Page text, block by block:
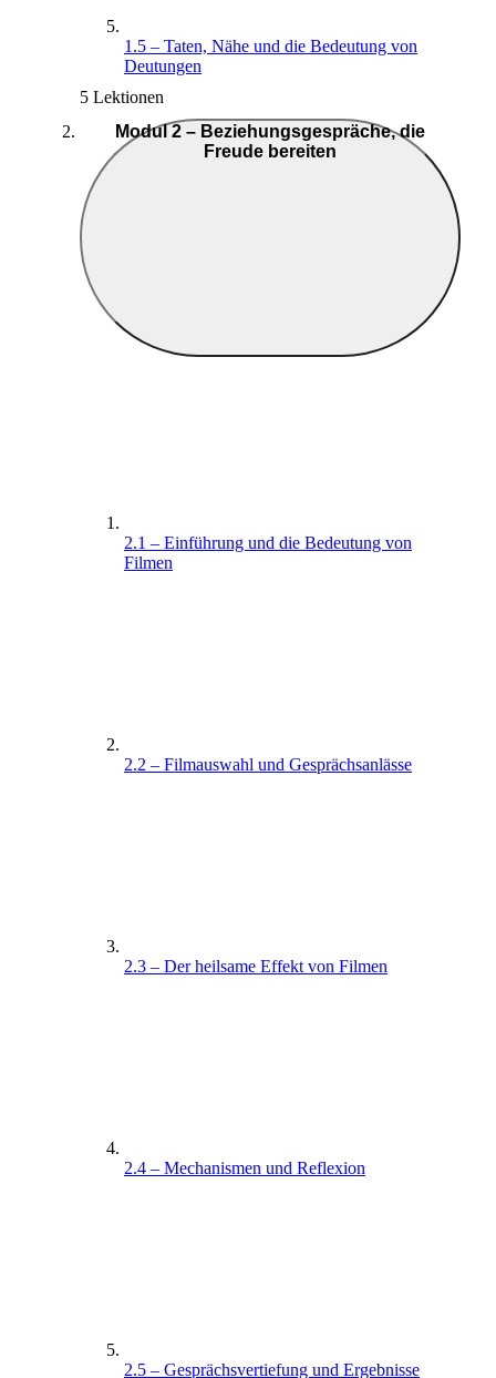
1.5 – Taten, Nähe und die Bedeutung von
Deutungen
5 Lektionen
Modul 2 – Beziehungsgespräche, die
Freude bereiten
2.1 – Einführung und die Bedeutung von
Filmen
2.2 – Filmauswahl und Gesprächsanlässe
2.3 – Der heilsame Effekt von Filmen
2.4 – Mechanismen und Reflexion
2.5 – Gesprächsvertiefung und Ergebnisse